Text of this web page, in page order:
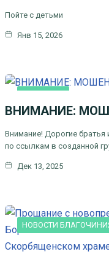
Пойте с детьми
Янв 15, 2026
ВНИМАНИЕ:
Внимание! Дорогие братья
по ссылкам в созданной
Дек 13, 2025
НОВОСТИ